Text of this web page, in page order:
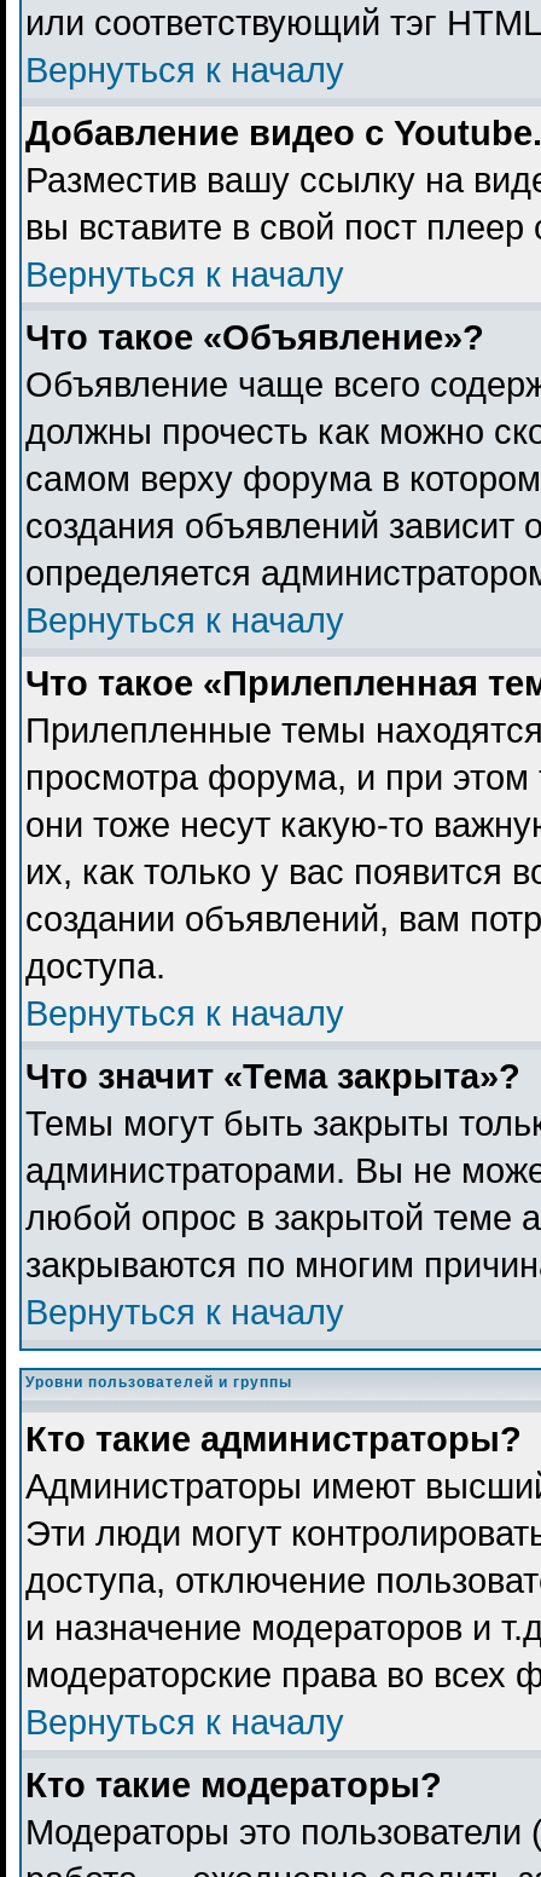
или соответствующий тэг
Вернуться к началу
Добавление видео с
Разместив вашу ссылку на
вы вставите в свой пост плеер
Вернуться к началу
Что такое «Объявление»?
Объявление чаще всего
должны прочесть как можно
самом верху форума в
создания объявлений зависит
определяется
Вернуться к началу
Что такое «Прилепленная
Прилепленные темы
просмотра форума, и при
они тоже несут какую-то
их, как только у вас появится
создании объявлений, вам
доступа.
Вернуться к началу
Что значит «Тема закрыта»?
Темы могут быть закрыты
администраторами. Вы не
любой опрос в закрытой теме
закрываются по многим
Вернуться к началу
Уровни пользователей и группы
Кто такие администраторы?
Администраторы имеют
Эти люди могут
доступа, отключение
и назначение модераторов и
модераторские права во всех
Вернуться к началу
Кто такие модераторы?
Модераторы это пользователи